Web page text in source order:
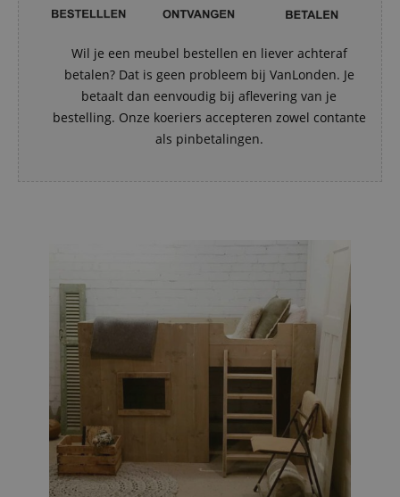
Wil je een meubel bestellen en liever achteraf
betalen? Dat is geen probleem bij VanLonden. Je
betaalt dan eenvoudig bij aflevering van je
bestelling. Onze koeriers accepteren zowel contante
als pinbetalingen.